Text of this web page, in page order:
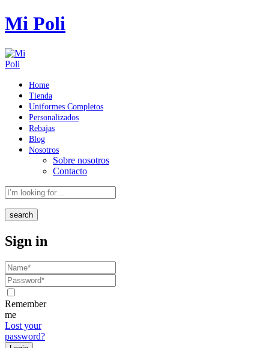
Mi Poli
Home
Tienda
Uniformes Completos
Personalizados
Rebajas
Blog
Nosotros
Sobre nosotros
Contacto
search
Sign in
Remember
me
Lost your
password?